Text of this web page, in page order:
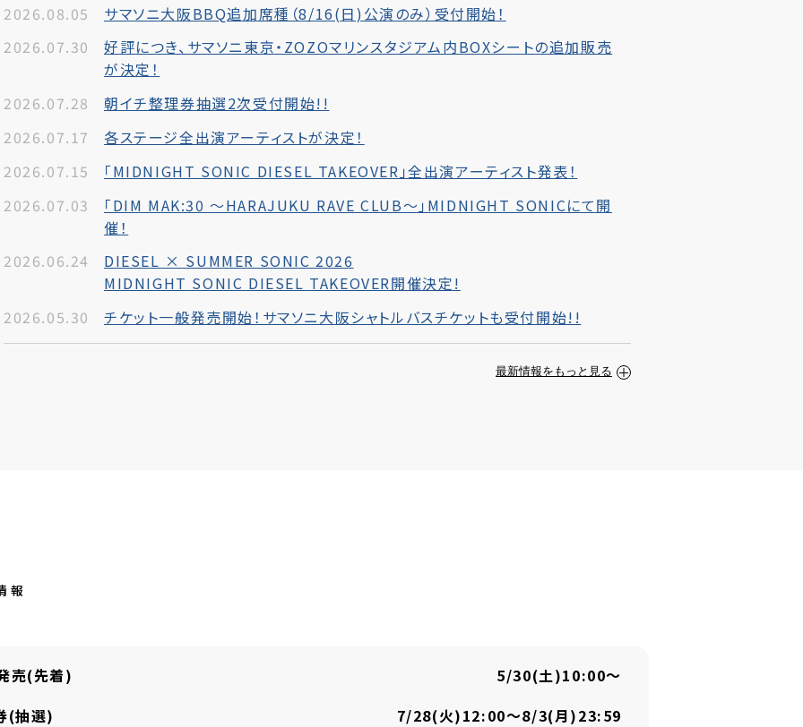
2026.08.05
サマソニ大阪BBQ追加席種（8/16(日)公演のみ）受付開始！
2026.07.30
好評につき、サマソニ東京・ZOZOマリンスタジアム内BOXシートの追加販売
が決定！
2026.07.28
朝イチ整理券抽選2次受付開始!!
2026.07.17
各ステージ全出演アーティストが決定！
2026.07.15
「MIDNIGHT SONIC DIESEL TAKEOVER」全出演アーティスト発表！
2026.07.03
「DIM MAK:30 ～HARAJUKU RAVE CLUB～」MIDNIGHT SONICにて開
催！
2026.06.24
DIESEL × SUMMER SONIC 2026
MIDNIGHT SONIC DIESEL TAKEOVER開催決定!
2026.05.30
チケット一般発売開始！サマソニ大阪シャトルバスチケットも受付開始!!
最新情報をもっと見る
売(先着)
5/30(土)10:00〜
(抽選)
7/28(火)12:00～8/3(月)23:59